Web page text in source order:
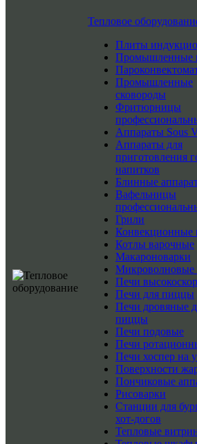
Тепловое
Плиты
Промышленные
Промышленные
сковороды
Фритюрницы
Аппараты Sous
Аппараты для
приготовления
напитков
Блинные
Вафельницы
Грили
Конвекционные
Котлы варочные
Макароноварки
Микроволновые
Печи
Печи для пиццы
Печи дровяные
пиццы
Печи подовые
Печи
Печи хоспер на
Поверхности
Пончиковые
Рисоварки
Станции для
хот-догов
Тепловые